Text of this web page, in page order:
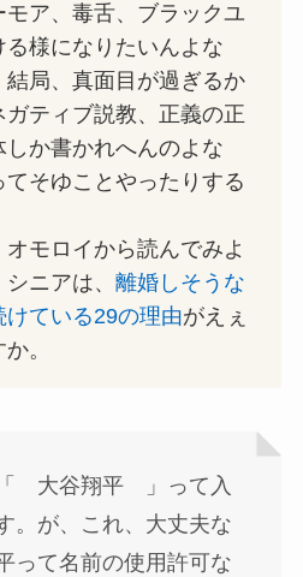
モア、毒舌、ブラックユ
る様になりたいんよな
局、真面目が過ぎるか
ガティブ説教、正義の正
か書かれへんのよな
そゆことやったりする
オモロイから読んでみよ
シニアは、離婚しそうな
ている29の理由がえぇ
。
大谷翔平 」って入
。が、これ、大丈夫な
って名前の使用許可な